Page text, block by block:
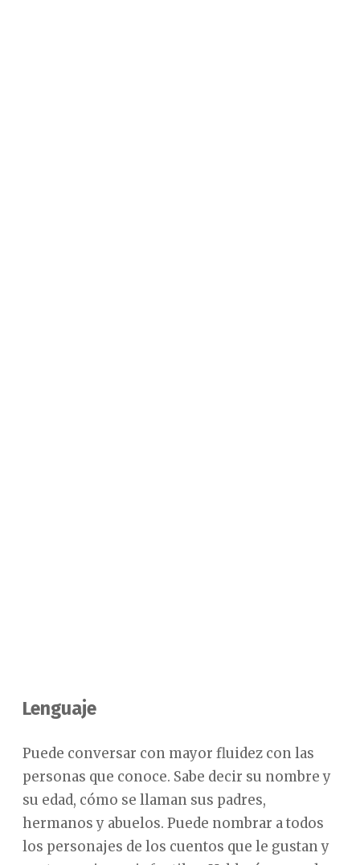
Lenguaje
Puede conversar con mayor fluidez con las
personas que conoce. Sabe decir su nombre y
su edad, cómo se llaman sus padres,
hermanos y abuelos. Puede nombrar a todos
los personajes de los cuentos que le gustan y